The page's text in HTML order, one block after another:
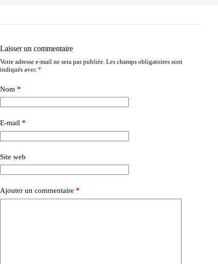
Laisser un commentaire
Votre adresse e-mail ne sera pas publiée. Les champs obligatoires sont
indiqués avec *
Nom *
E-mail *
Site web
Ajouter un commentaire *